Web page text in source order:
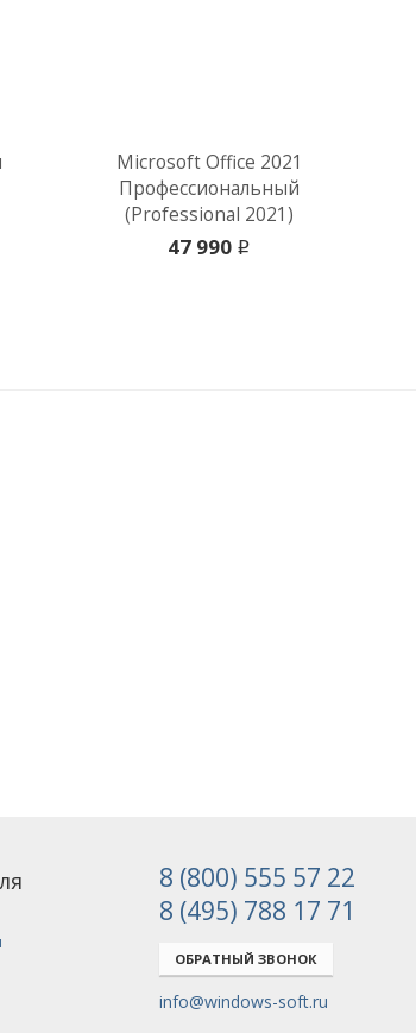
Microsoft Office 2021
Профессиональный
(Professional 2021)
47 990 i
8 (800) 555 57 22
8 (495) 788 17 71
ОБРАТНЫЙ ЗВОНОК
info@windows-soft.ru